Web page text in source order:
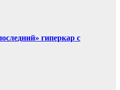
гиперкар с